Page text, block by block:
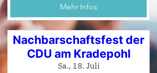
Mehr Infos
Nachbarschaftsfest der
CDU am Kradepohl
Sa., 18. Juli